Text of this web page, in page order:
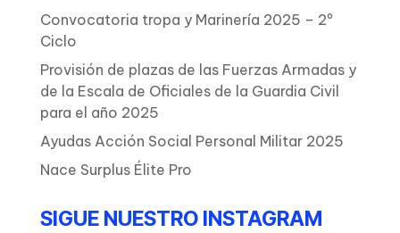
Convocatoria tropa y Marinería 2025 – 2º
Ciclo
Provisión de plazas de las Fuerzas Armadas y
de la Escala de Oficiales de la Guardia Civil
para el año 2025
Ayudas Acción Social Personal Militar 2025
Nace Surplus Élite Pro
SIGUE NUESTRO INSTAGRAM